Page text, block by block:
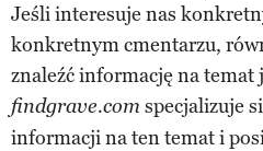
Jeśli interesuje nas
konkretnym cmentarzu,
znaleźć informację na temat
findgrave.com specjalizuje
informacji na ten temat i